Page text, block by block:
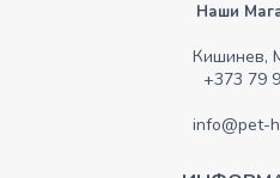
Наши
Кишинев,
+373 79
info@pet-